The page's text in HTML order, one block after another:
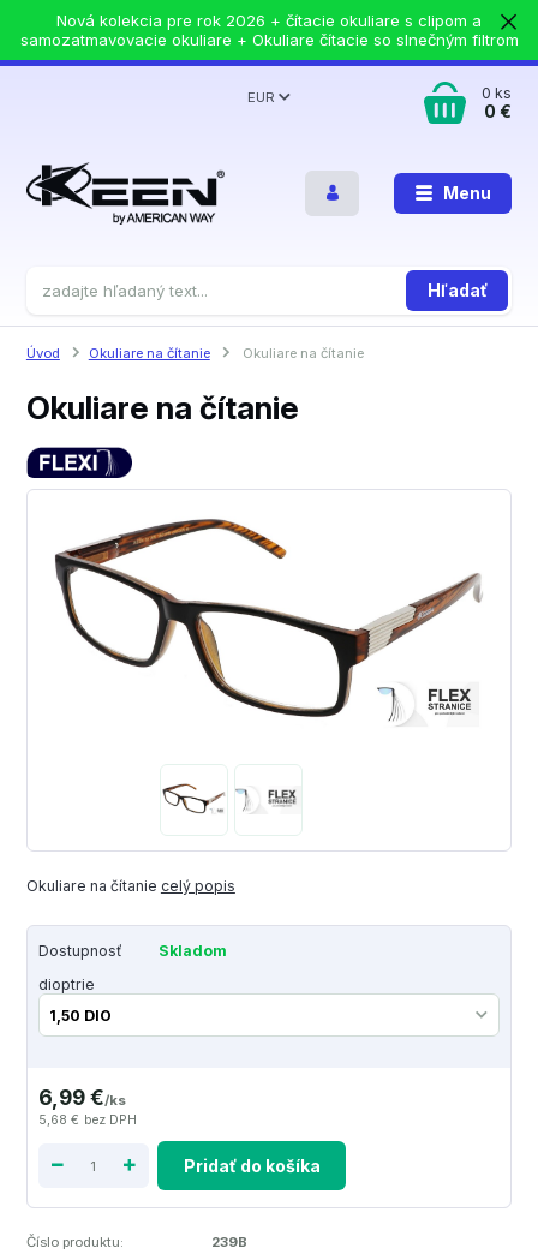
Nová kolekcia pre rok 2026 + čítacie okuliare s clipom a
samozatmavovacie okuliare + Okuliare čítacie so slnečným filtrom
Menu
EUR
Hľadať
0ks
0 €
Úvod Okuliare na čítanie Okuliare na čítanie
Okuliare na čítanie
Okuliare na čítanie celý popis
Dostupnosť
Skladom
dioptrie
6,99 €/ks
5,68 € bez DPH
Pridať do košíka
Číslo produktu: 239B